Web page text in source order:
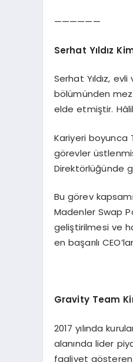
——————
Serhat Yıldız
Serhat Yıldız,
bölümünden
elde etmiştir.
Kariyeri boyunca
görevler
Direktörlüğünde
Bu görev
Madenler Swap
geliştirilmesi ve
en başarılı
Gravity Team
2017 yılında
alanında lider
faaliyet gösteren